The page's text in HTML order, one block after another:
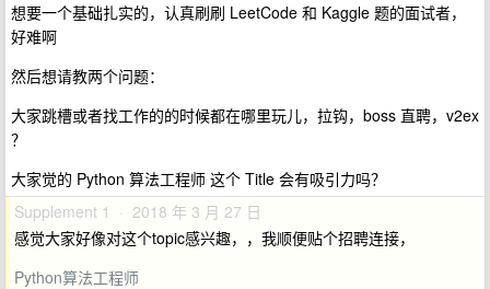
想要一个基础扎实的，认真刷刷 LeetCode 和 Kaggle 题的面试者，
好难啊
然后想请教两个问题：
大家跳槽或者找工作的的时候都在哪里玩儿，拉钩，boss 直聘，v2ex
？
大家觉的 Python 算法工程师 这个 Title 会有吸引力吗？
Supplement 1 · 2018 年 3 月 27 日
感觉大家好像对这个topic感兴趣，，我顺便贴个招聘连接，
Python算法工程师